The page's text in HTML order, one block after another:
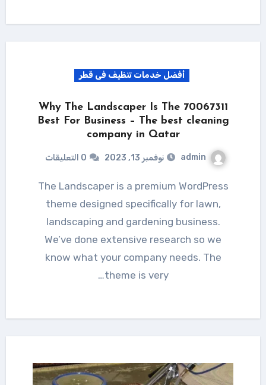
أفضل خدمات تنظيف فى قطر
70067311 Why The Landscaper Is The
Best For Business – The best cleaning
company in Qatar
admin نوفمبر 13, 2023 0 التعليقات
The Landscaper is a premium WordPress
theme designed specifically for lawn,
landscaping and gardening business.
We’ve done extensive research so we
know what your company needs. The
theme is very…